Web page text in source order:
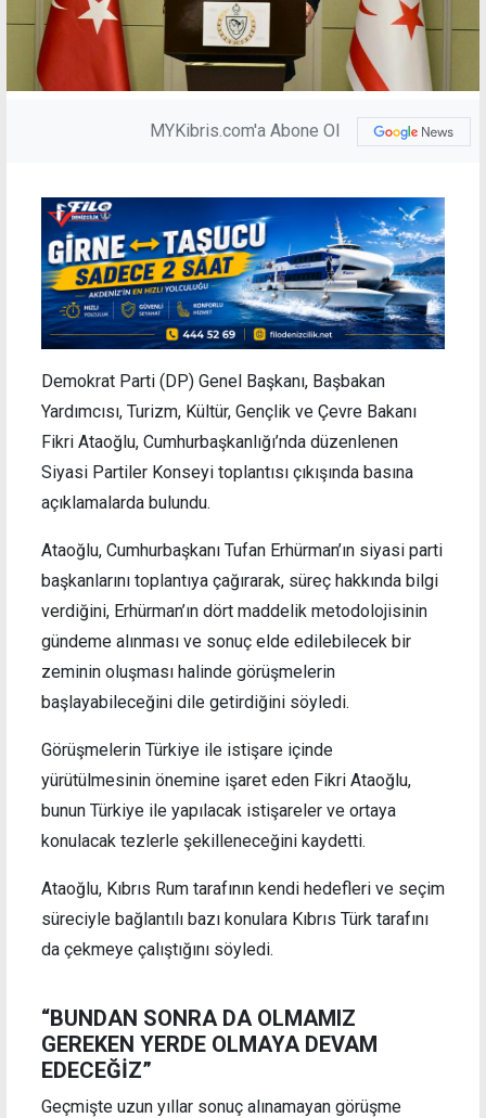
MYKibris.com'a Abone Ol
Demokrat Parti (DP) Genel Başkanı, Başbakan
Yardımcısı, Turizm, Kültür, Gençlik ve Çevre Bakanı
Fikri Ataoğlu, Cumhurbaşkanlığı’nda düzenlenen
Siyasi Partiler Konseyi toplantısı çıkışında basına
açıklamalarda bulundu.
Ataoğlu, Cumhurbaşkanı Tufan Erhürman’ın siyasi parti
başkanlarını toplantıya çağırarak, süreç hakkında bilgi
verdiğini, Erhürman’ın dört maddelik metodolojisinin
gündeme alınması ve sonuç elde edilebilecek bir
zeminin oluşması halinde görüşmelerin
başlayabileceğini dile getirdiğini söyledi.
Görüşmelerin Türkiye ile istişare içinde
yürütülmesinin önemine işaret eden Fikri Ataoğlu,
bunun Türkiye ile yapılacak istişareler ve ortaya
konulacak tezlerle şekilleneceğini kaydetti.
Ataoğlu, Kıbrıs Rum tarafının kendi hedefleri ve seçim
süreciyle bağlantılı bazı konulara Kıbrıs Türk tarafını
da çekmeye çalıştığını söyledi.
“BUNDAN SONRA DA OLMAMIZ
GEREKEN YERDE OLMAYA DEVAM
EDECEĞİZ”
Geçmişte uzun yıllar sonuç alınamayan görüşme